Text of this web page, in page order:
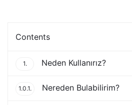
Contents
1. Neden Kullanırız?
1.0.1. Nereden Bulabilirim?